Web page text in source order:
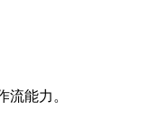
流能力。